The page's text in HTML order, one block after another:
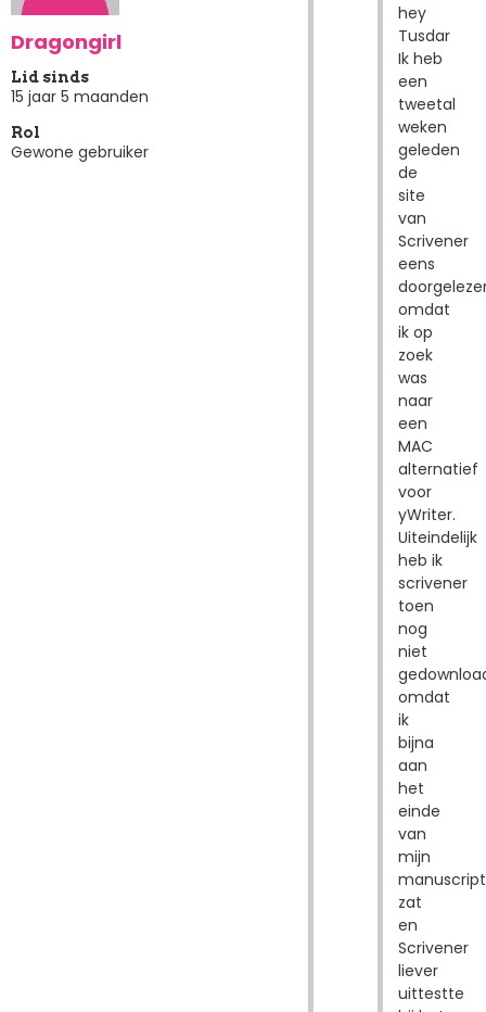
Dragongirl
Lid sinds
15 jaar 5 maanden
Rol
Gewone gebruiker
hey
Tusdar
Ik heb
een
tweetal
weken
geleden
de
site
van
Scrivener
eens
omdat
ik op
zoek
was
naar
een
MAC
alternatief
voor
yWriter.
Uiteindelijk
heb ik
scrivener
toen
nog
niet
omdat
ik
bijna
aan
het
einde
van
mijn
manuscript
zat
en
Scrivener
liever
uittestte